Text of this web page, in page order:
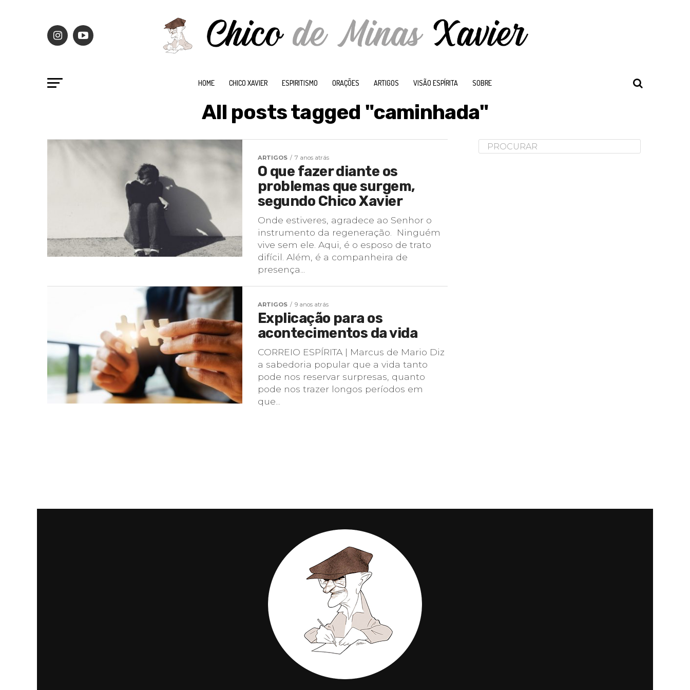
HOME CHICO XAVIER ESPIRITISMO ORAÇÕES ARTIGOS VISÃO ESPÍRITA SOBRE
All posts tagged "caminhada"
ARTIGOS 7 anos atrás
O que fazer diante os
problemas que surgem,
segundo Chico Xavier
Onde estiveres, agradece ao Senhor o
instrumento da regeneração. Ninguém
vive sem ele. Aqui, é o esposo de trato
difícil. Além, é a companheira de
presença...
ARTIGOS 9 anos atrás
Explicação para os
acontecimentos da vida
CORREIO ESPÍRITA | Marcus de Mario Diz
a sabedoria popular que a vida tanto
pode nos reservar surpresas, quanto
pode nos trazer longos períodos em
que...